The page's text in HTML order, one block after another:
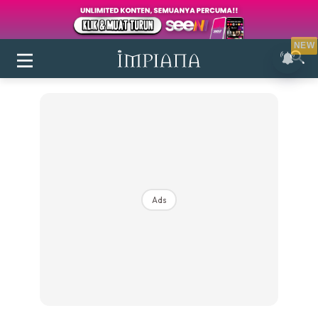
Ads
NEW